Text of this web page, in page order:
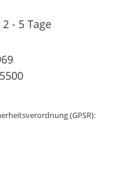
- 5 Tage
(GPSR):